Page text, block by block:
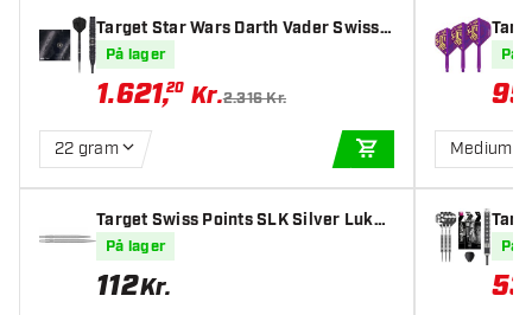
Target Star Wars Darth Vader Swiss
Point 95% - Dartpile
På lager
1.621,20 Kr.2.316 Kr.
22 gram
TILFØJ TIL KURV
Target Swiss Points SLK Silver Luke
Littler
På lager
112Kr.
På
95
Medium
På